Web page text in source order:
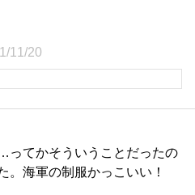
11/20
ってかそういうことだったの
。海軍の制服かっこいい！